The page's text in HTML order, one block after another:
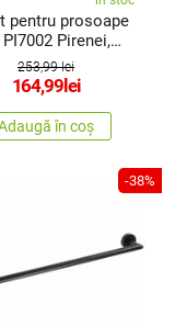
pentru prosoape
PI7002 Pirenei,
253,99 lei
164,99 lei
în coș
-38%